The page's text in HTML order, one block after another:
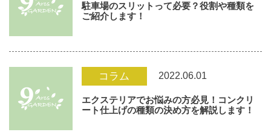
駐車場のスリットって必要？役割や種類を
ご紹介します！
コラム 2022.06.01
エクステリアでお悩みの方必見！コンクリ
ート仕上げの種類の決め方を解説します！